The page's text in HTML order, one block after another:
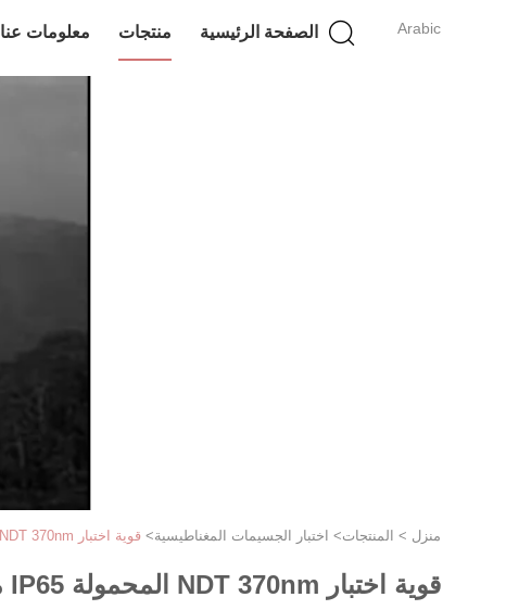
Arabic الصفحة الرئيسية منتجات معلومات عنا
منزل > المنتجات> اختبار الجسيمات المغناطيسية> قوية اختبار NDT 370nm المحمولة IP65 مصابيح LED للأشعة فوق البنفسجية
قوية اختبار NDT 370nm المحمولة IP65 مصابيح LED للأشعة فوق البنفسجية